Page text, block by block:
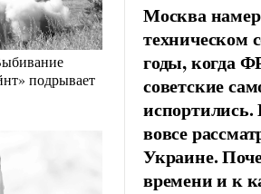
подрывает
Москва
техническом
годы, когда
советские
вовсе
Украине.
времени и к